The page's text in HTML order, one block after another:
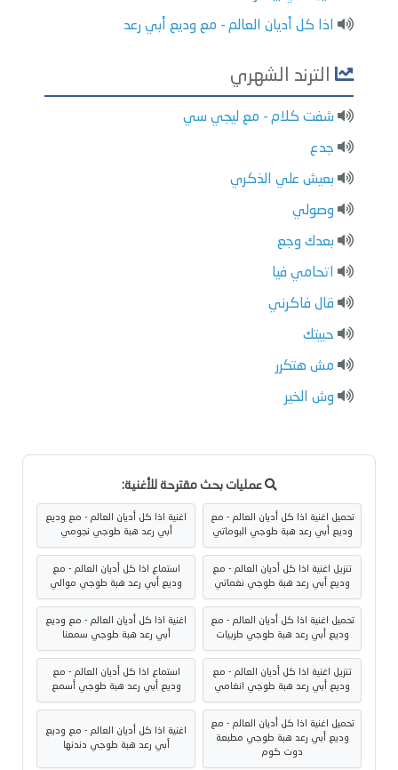
اذا كل أديان العالم - مع وديع أبي رعد
الترند الشهري
شفت كلام - مع ليجي سي
جدع
بعيش علي الذكري
وصولي
بعدك وجع
اتحامي فيا
قال فاكرني
حبيتك
مش هتكرر
وش الخير
عمليات بحث مقترحة للأغنية:
تحميل اغنية اذا كل أديان العالم - مع
وديع أبي رعد هبة طوجي البوماتي
اغنية اذا كل أديان العالم - مع وديع
أبي رعد هبة طوجي نجومي
تنزيل اغنية اذا كل أديان العالم - مع
وديع أبي رعد هبة طوجي نغماتي
استماع اذا كل أديان العالم - مع
وديع أبي رعد هبة طوجي موالي
تحميل اغنية اذا كل أديان العالم - مع
وديع أبي رعد هبة طوجي طربيات
اغنية اذا كل أديان العالم - مع وديع
أبي رعد هبة طوجي سمعنا
تنزيل اغنية اذا كل أديان العالم - مع
وديع أبي رعد هبة طوجي انغامي
استماع اذا كل أديان العالم - مع
وديع أبي رعد هبة طوجي أسمع
تحميل اغنية اذا كل أديان العالم - مع
وديع أبي رعد هبة طوجي مطبعة
دوت كوم
اغنية اذا كل أديان العالم - مع وديع
أبي رعد هبة طوجي دندنها